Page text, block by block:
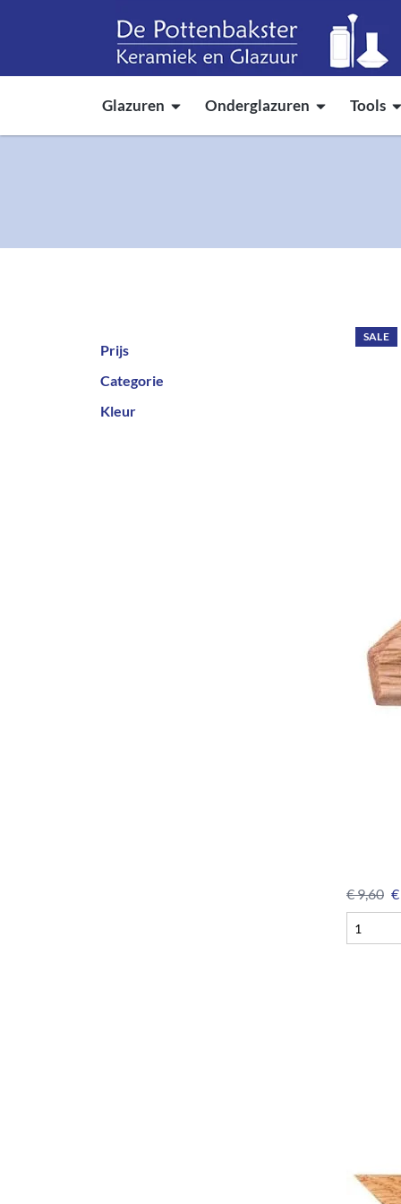
Glazuren Onderglazuren Tools
Prijs
Categorie
Kleur
SALE
€9,60 €
SALE
SALE
SALE
SALE
SALE
SALE
SALE
SALE
SALE
SALE
SALE
SALE